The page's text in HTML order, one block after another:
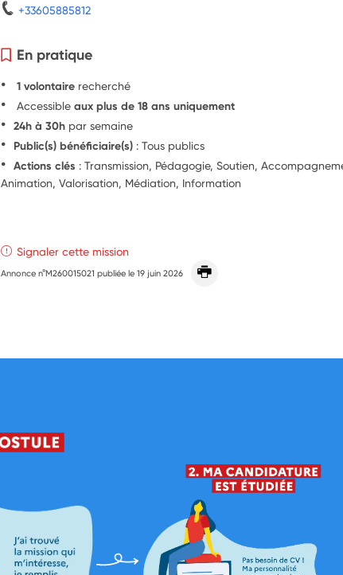
+33605885812
En pratique
1 volontaire recherché
Accessibleaux plus de 18 ans uniquement
24h à 30h par semaine
Public(s) bénéficiaire(s) : Tous publics
Actions clés : Transmission, Pédagogie, Soutien,
Animation, Valorisation, Médiation, Information
Signaler cette mission
Annonce n°M260015021 publiée le19 juin 2026